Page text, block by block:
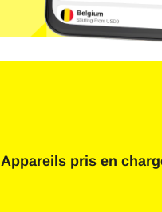
Appareils pris en